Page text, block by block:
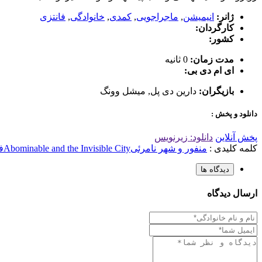
ژانر: انیمیشن, ماجراجویی, کمدی, خانوادگی, فانتزی
کارگردان:
کشور:
مدت زمان: 0 ثانیه
ای ام دی بی:
بازیگران: دارین دی پل, میشل وونگ
دانلود و پخش :
پخش آنلاین دانلود: زیرنویس
کلمه کلیدی : منفور و شهر نامرئیAbominable and the Invisible City
دیدگاه ها
ارسال دیدگاه